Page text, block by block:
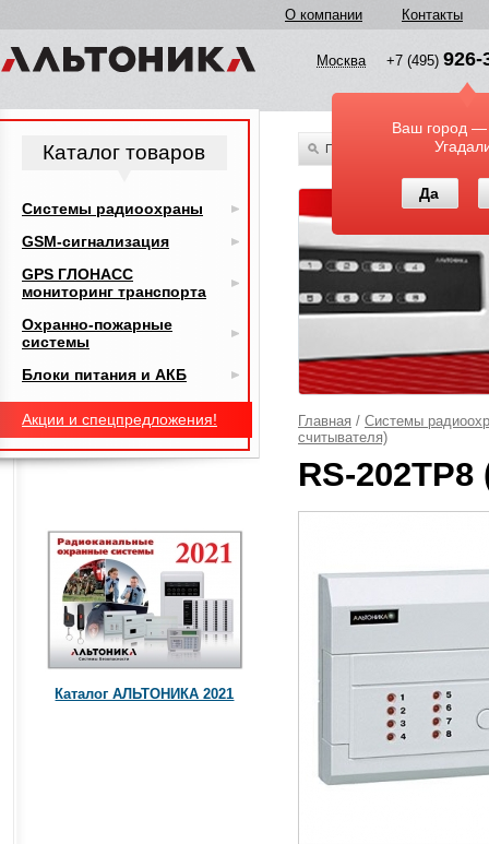
О компании Контакты
Москва +7 (495) 926-
Ваш город —
Да
По всему каталогу
Главная / Системы
считывателя)
RS-
Каталог товаров
Системы радиоохраны
GSM-сигнализация
GPS ГЛОНАСС
мониторинг транспорта
Охранно-пожарные
системы
Блоки питания и АКБ
Акции и спецпредложения!
Каталог АЛЬТОНИКА 2021